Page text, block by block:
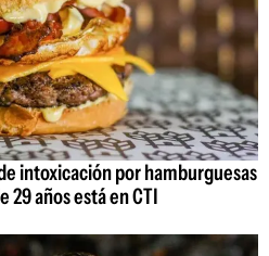
intoxicación por hamburguesas
29 años está en CTI